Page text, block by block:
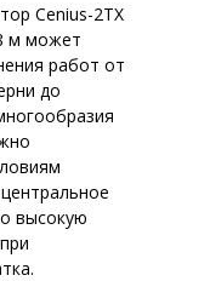
Cenius-2TX
м может
работ от
до
высокую